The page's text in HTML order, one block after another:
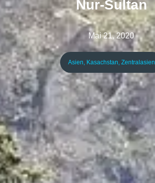
Nur-Sultan
Mai 21, 2020
Asien, Kasachstan, Zentralasien